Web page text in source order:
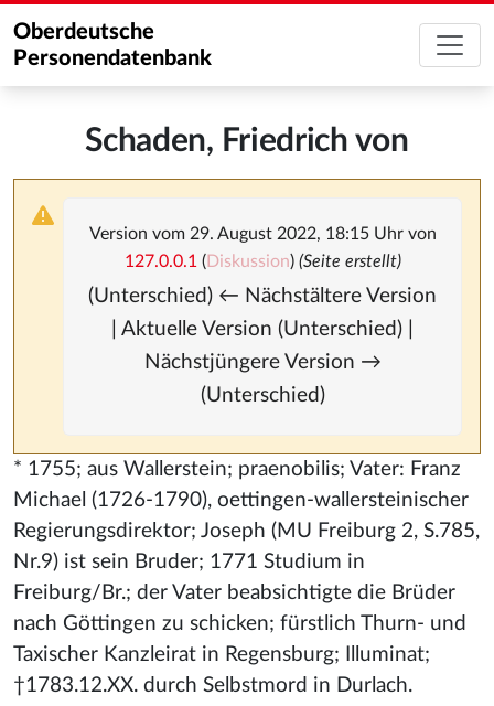
Oberdeutsche
Personendatenbank
Schaden, Friedrich von
Version vom 29. August 2022, 18:15 Uhr von
127.0.0.1 (Diskussion) (Seite erstellt)
(Unterschied) ← Nächstältere Version
| Aktuelle Version (Unterschied) |
Nächstjüngere Version →
(Unterschied)
* 1755; aus Wallerstein; praenobilis; Vater: Franz
Michael (1726-1790), oettingen-wallersteinischer
Regierungsdirektor; Joseph (MU Freiburg 2, S.785,
Nr.9) ist sein Bruder; 1771 Studium in
Freiburg/Br.; der Vater beabsichtigte die Brüder
nach Göttingen zu schicken; fürstlich Thurn- und
Taxischer Kanzleirat in Regensburg; Illuminat;
†1783.12.XX. durch Selbstmord in Durlach.